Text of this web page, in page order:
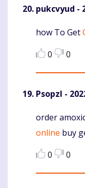
pukcvyud -
Komentaras
how To Get
0
0
Psopzl -
Komentaras
order
online buy
0
0